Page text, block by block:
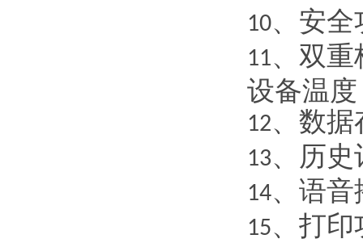
10、安全
11、双重
设备温度
12、数据
13、历史
14、语音
15、打印